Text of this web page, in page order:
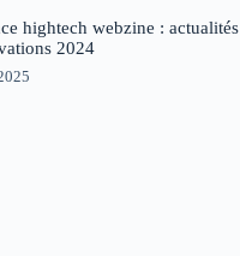
hightech webzine : actualités
2024